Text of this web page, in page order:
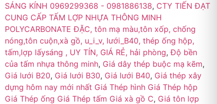
SÁNG KÍNH 0969299368 - 0981886138, CTY TIẾN ĐẠT
CUNG CẤP TẤM LỢP NHỰA THÔNG MINH
POLYCARBONATE ĐẶC, tôn mạ màu,tôn xốp, chống
nóng,tôn cuộn,xà gồ, u_i_v, lưới_B40, thép ống hộp,
tấm,lợp lấysáng , UY TÍN, GIÁ RẺ, hải phòng,Độ bền
của tấm nhựa thông minh, Giá dây thép buộc mạ kẽm,
Giá lưới B20, Giá lưới B30, Giá lưới B40, Giá thép xây
dựng hôm nay mới nhất Giá Thép hình Giá Thép hộp
Giá Thép ống Giá Thép tấm Giá xà gồ C, Giá tôn lợp